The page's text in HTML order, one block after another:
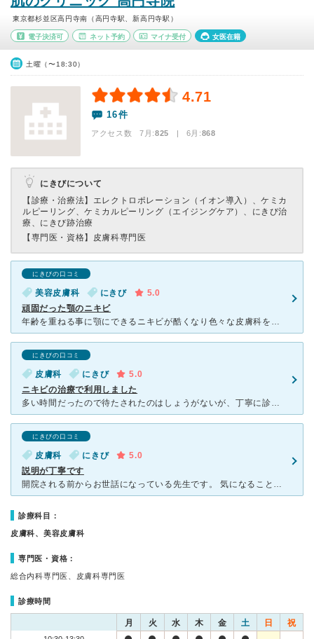
東京都杉並区高円寺南（高円寺駅、新高円寺駅）
電子決済可 ネット予約 マイナ受付 女医在籍
土曜（〜18:30）
4.71
16件
アクセス数 7月:825 | 6月:868
にきびについて
【診療・治療法】 エレクトロポレーション（イオン導入）、ケミカ
ルピーリング、ケミカルピーリング（エイジングケア）、にきび治
療、にきび跡治療
【専門医・資格】 皮膚科専門医
にきびの口コミ
美容皮膚科 にきび
5.0
頑固だった顎のニキビ
年齢を重ねる事に顎にできるニキビが酷くなり色々な皮膚科を転々と通いつめましたが治らず、遺伝子やウイルスの検査もしました。そこで以前より気になっていたこちらのクリニックへ通う事にしました。保険適用外との
にきびの口コミ
皮膚科 にきび
5.0
ニキビの治療で利用しました
多い時間だったので待たされたのはしょうがないが、丁寧に診察してもらい、ディフェリンゲルと保湿剤を処方してもらう。ディフェリンゲルの副作用（開始当初はヒリヒリ感があるなど）使用方法を先生自らが丁寧に説明
にきびの口コミ
皮膚科 にきび
5.0
説明が丁寧です
開院される前からお世話になっている先生です。 気になることや質問に対して丁寧に答えて下さいます。また、色々な可能性を含めてお話ししてくださるので、信頼できる先生だと思います。 クリニックは新しく清
診療科目：
皮膚科、美容皮膚科
専門医・資格：
総合内科専門医、皮膚科専門医
診療時間
月 火 水 木 金 土 日 祝